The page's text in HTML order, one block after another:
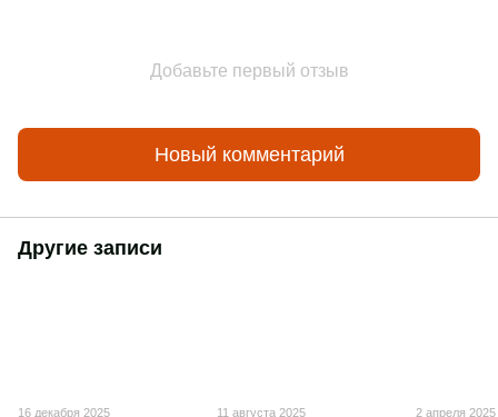
Добавьте первый отзыв
Новый комментарий
Другие записи
16 декабря 2025 11 августа 2025 2 апреля 2025